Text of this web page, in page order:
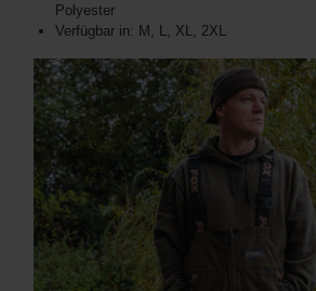
Polyester
Verfügbar in: M, L, XL, 2XL